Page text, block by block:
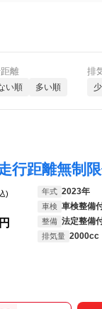
離
い順 多い順
排
) 年式 2023年
車検 車検整備
整備 法定整備
排気量 2000cc